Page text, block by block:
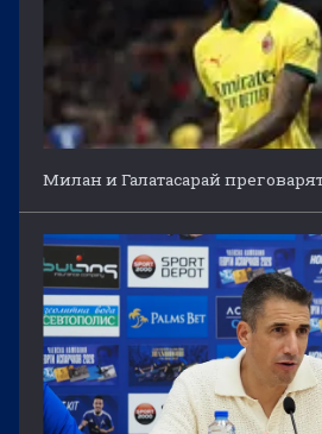
Милан и Галатасарай